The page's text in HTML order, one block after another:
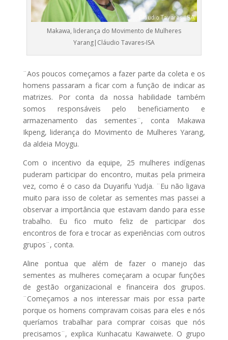
Makawa, liderança do Movimento de Mulheres
Yarang|Cláudio Tavares-ISA
¨Aos poucos começamos a fazer parte da coleta e os
homens passaram a ficar com a função de indicar as
matrizes. Por conta da nossa habilidade também
somos responsáveis pelo beneficiamento e
armazenamento das sementes¨, conta Makawa
Ikpeng, liderança do Movimento de Mulheres Yarang,
da aldeia Moygu.
Com o incentivo da equipe, 25 mulheres indígenas
puderam participar do encontro, muitas pela primeira
vez, como é o caso da Duyarifu Yudja. ¨Eu não ligava
muito para isso de coletar as sementes mas passei a
observar a importância que estavam dando para esse
trabalho. Eu fico muito feliz de participar dos
encontros de fora e trocar as experiências com outros
grupos¨, conta.
Aline pontua que além de fazer o manejo das
sementes as mulheres começaram a ocupar funções
de gestão organizacional e financeira dos grupos.
¨Começamos a nos interessar mais por essa parte
porque os homens compravam coisas para eles e nós
queríamos trabalhar para comprar coisas que nós
precisamos¨, explica Kunhacatu Kawaiwete. O grupo